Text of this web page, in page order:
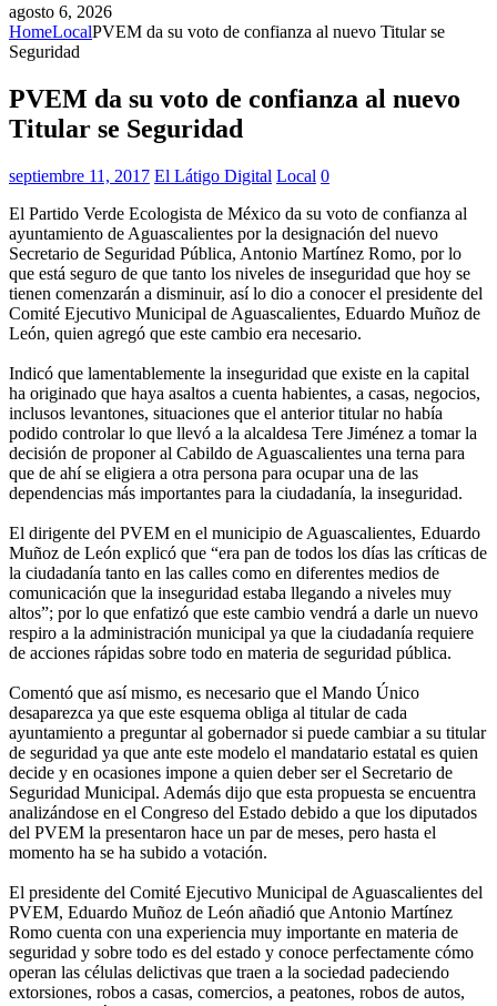
agosto 6, 2026
HomeLocalPVEM da su voto de confianza al nuevo Titular se
Seguridad
PVEM da su voto de confianza al nuevo
Titular se Seguridad
septiembre 11, 2017 El Látigo Digital Local 0
El Partido Verde Ecologista de México da su voto de confianza al
ayuntamiento de Aguascalientes por la designación del nuevo
Secretario de Seguridad Pública, Antonio Martínez Romo, por lo
que está seguro de que tanto los niveles de inseguridad que hoy se
tienen comenzarán a disminuir, así lo dio a conocer el presidente del
Comité Ejecutivo Municipal de Aguascalientes, Eduardo Muñoz de
León, quien agregó que este cambio era necesario.
Indicó que lamentablemente la inseguridad que existe en la capital
ha originado que haya asaltos a cuenta habientes, a casas, negocios,
inclusos levantones, situaciones que el anterior titular no había
podido controlar lo que llevó a la alcaldesa Tere Jiménez a tomar la
decisión de proponer al Cabildo de Aguascalientes una terna para
que de ahí se eligiera a otra persona para ocupar una de las
dependencias más importantes para la ciudadanía, la inseguridad.
El dirigente del PVEM en el municipio de Aguascalientes, Eduardo
Muñoz de León explicó que “era pan de todos los días las críticas de
la ciudadanía tanto en las calles como en diferentes medios de
comunicación que la inseguridad estaba llegando a niveles muy
altos”; por lo que enfatizó que este cambio vendrá a darle un nuevo
respiro a la administración municipal ya que la ciudadanía requiere
de acciones rápidas sobre todo en materia de seguridad pública.
Comentó que así mismo, es necesario que el Mando Único
desaparezca ya que este esquema obliga al titular de cada
ayuntamiento a preguntar al gobernador si puede cambiar a su titular
de seguridad ya que ante este modelo el mandatario estatal es quien
decide y en ocasiones impone a quien deber ser el Secretario de
Seguridad Municipal. Además dijo que esta propuesta se encuentra
analizándose en el Congreso del Estado debido a que los diputados
del PVEM la presentaron hace un par de meses, pero hasta el
momento ha se ha subido a votación.
El presidente del Comité Ejecutivo Municipal de Aguascalientes del
PVEM, Eduardo Muñoz de León añadió que Antonio Martínez
Romo cuenta con una experiencia muy importante en materia de
seguridad y sobre todo es del estado y conoce perfectamente cómo
operan las células delictivas que traen a la sociedad padeciendo
extorsiones, robos a casas, comercios, a peatones, robos de autos,